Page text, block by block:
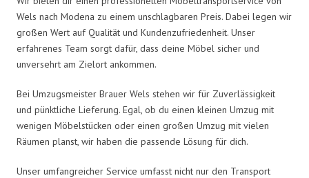
Wels nach Modena zu einem unschlagbaren Preis. Dabei legen wir
großen Wert auf Qualität und Kundenzufriedenheit. Unser
erfahrenes Team sorgt dafür, dass deine Möbel sicher und
unversehrt am Zielort ankommen.
Bei Umzugsmeister Brauer Wels stehen wir für Zuverlässigkeit
und pünktliche Lieferung. Egal, ob du einen kleinen Umzug mit
wenigen Möbelstücken oder einen großen Umzug mit vielen
Räumen planst, wir haben die passende Lösung für dich.
Unser umfangreicher Service umfasst nicht nur den Transport